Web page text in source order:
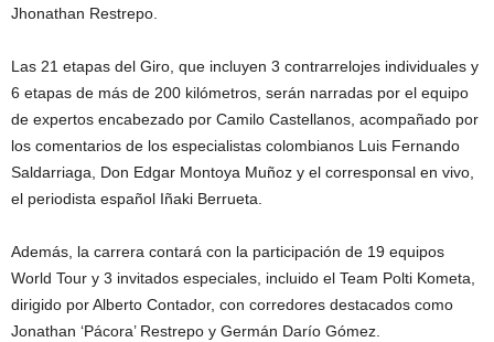
Jhonathan Restrepo.
Las 21 etapas del Giro, que incluyen 3 contrarrelojes individuales y
6 etapas de más de 200 kilómetros, serán narradas por el equipo
de expertos encabezado por Camilo Castellanos, acompañado por
los comentarios de los especialistas colombianos Luis Fernando
Saldarriaga, Don Edgar Montoya Muñoz y el corresponsal en vivo,
el periodista español Iñaki Berrueta.
Además, la carrera contará con la participación de 19 equipos
World Tour y 3 invitados especiales, incluido el Team Polti Kometa,
dirigido por Alberto Contador, con corredores destacados como
Jonathan ‘Pácora’ Restrepo y Germán Darío Gómez.